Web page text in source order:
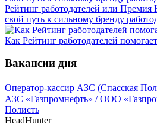
Рейтинг работодателей или Премия
свой путь к сильному бренду
Как Рейтинг работодателей
Вакансии дня
Оператор-кассир АЗС (Спасская
АЗС «Газпромнефть» / ООО
Полисть
HeadHunter